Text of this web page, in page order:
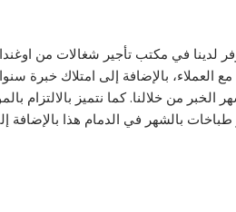
لدينا في مكتب تأجير شغالات من
العملاء، بالإضافة إلى امتلاك خبرة
من خلالنا. كما نتميز بالالتزام
بالشهر في الدمام هذا بالإضافة